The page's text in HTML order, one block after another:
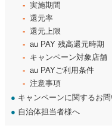
実施期間
還元率
還元上限
au PAY 残高還元時期
キャンペーン対象店舗
au PAYご利用条件
注意事項
● キャンペーンに関するお
● 自治体担当者様へ